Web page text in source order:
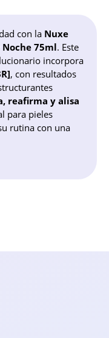
con la Nuxe
75ml. Este
incorpora
, con resultados
reafirma y alisa
para pieles
rutina con una